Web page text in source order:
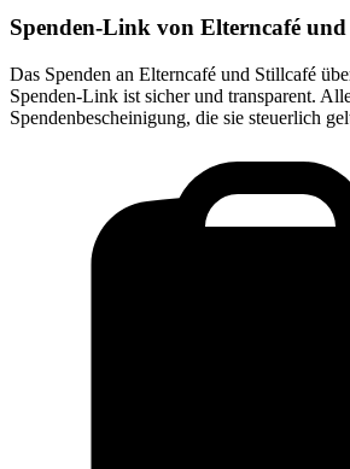
Spenden-Link von Elterncafé
Das Spenden an Elterncafé und Stillcafé
Spenden-Link ist sicher und transparent.
Spendenbescheinigung, die sie steuerlich